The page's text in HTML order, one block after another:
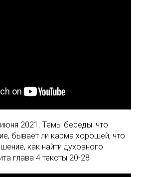
2021. Темы беседы: что
бывает ли карма хорошей, что
как найти духовного
глава 4 тексты 20-28